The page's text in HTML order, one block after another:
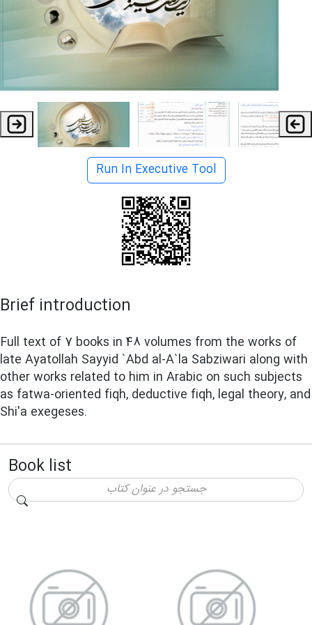
Run In Executive Tool
Brief introduction
Full text of 7 books in 48 volumes from the works of
late Ayatollah Sayyid `Abd al-A`la Sabziwari along with
other works related to him in Arabic on such subjects
as fatwa-oriented fiqh, deductive fiqh, legal theory, and
Shi'a exegeses.
Book list